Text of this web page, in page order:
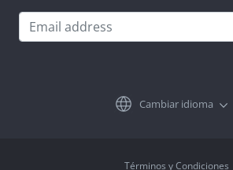
Cambiar idioma
Términos y Condiciones